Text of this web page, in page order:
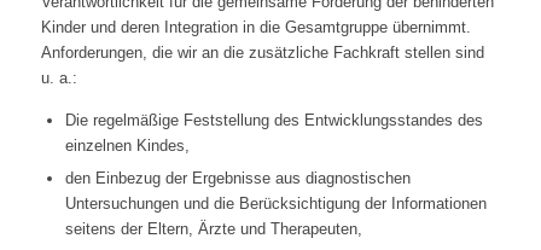
Kinder und deren Integration in die Gesamtgruppe übernimmt.
Anforderungen, die wir an die zusätzliche Fachkraft stellen sind
u. a.:
Die regelmäßige Feststellung des Entwicklungsstandes des
einzelnen Kindes,
den Einbezug der Ergebnisse aus diagnostischen
Untersuchungen und die Berücksichtigung der Informationen
seitens der Eltern, Ärzte und Therapeuten,